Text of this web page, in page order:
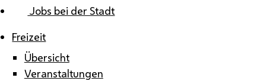
Jobs bei der Stadt
Freizeit
Übersicht
Veranstaltungen